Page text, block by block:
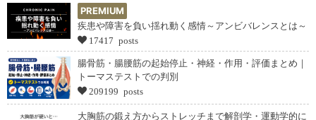
PREMIUM
疾患や障害を負い揺れ動く感情～アンビバレンスとは～
17417 posts
腸骨筋・腸腰筋の起始停止・神経・作用・評価まとめ｜
トーマステストでの判別
209199 posts
大胸筋の鍛え方からストレッチまで解剖学・運動学的に